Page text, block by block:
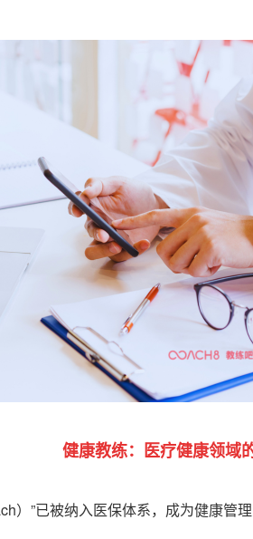
健康教练：医疗健康领域
） ”已被纳入医保体系，成为健康管